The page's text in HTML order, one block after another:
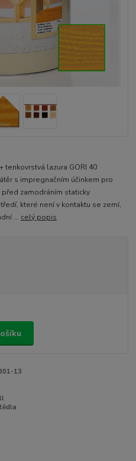
tenkovrstvá lazura GORI 40
s impregnačním účinkem pro
zamodráním staticky
které není v kontaktu se zemí,
... celý popis
13